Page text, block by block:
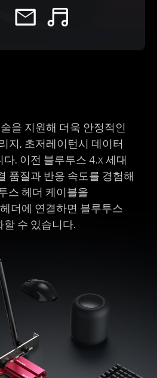
을 지원해 더욱 안정적인
지, 초저레이턴시 데이터
. 이전 블루투스 4.x 세대
품질과 반응 속도를 경험해
스 헤더 케이블을
더에 연결하면 블루투스
수 있습니다.